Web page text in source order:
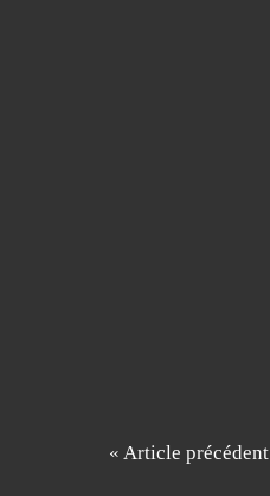
« Article précédent